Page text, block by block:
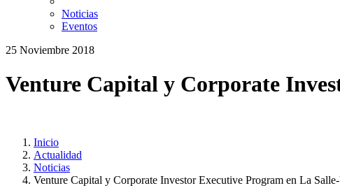
Noticias
Eventos
25 Noviembre 2018
Venture Capital y Corporate
Inicio
Actualidad
Noticias
Venture Capital y Corporate Investor Executive Program en La